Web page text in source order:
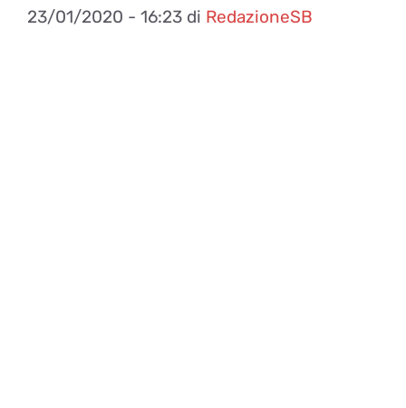
23/01/2020 - 16:23 di RedazioneSB